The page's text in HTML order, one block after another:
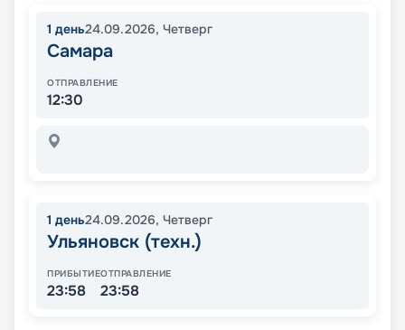
1 день24.09.2026, Четверг
Самара
ОТПРАВЛЕНИЕ
12:30
1 день24.09.2026, Четверг
Ульяновск (техн.)
ПРИБЫТИЕ
23:58
ОТПРАВЛЕНИЕ
23:58